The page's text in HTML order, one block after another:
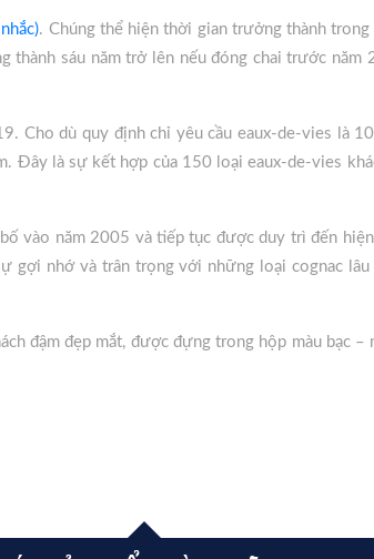
. Chúng thể hiện thời gian trưởng thành
thành sáu năm trở lên nếu đóng chai trước năm
Cho dù quy định chỉ yêu cầu eaux-de-vies là
Đây là sự kết hợp của 150 loại eaux-de-vies
vào năm 2005 và tiếp tục được duy trì đến
gợi nhớ và trân trọng với những loại cognac
đậm đẹp mắt, được đựng trong hộp màu bạc –
hương – đặc trưng của cognac Martell). Thêm
nhục đậu khấu.